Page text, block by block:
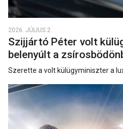
2026. JÚLIUS 2.
Szijjártó Péter volt
belenyúlt a
Szerette a volt külügyminiszter a